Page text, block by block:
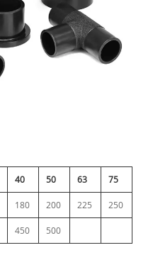
40 50 63 75
180 200 225 250
450 500